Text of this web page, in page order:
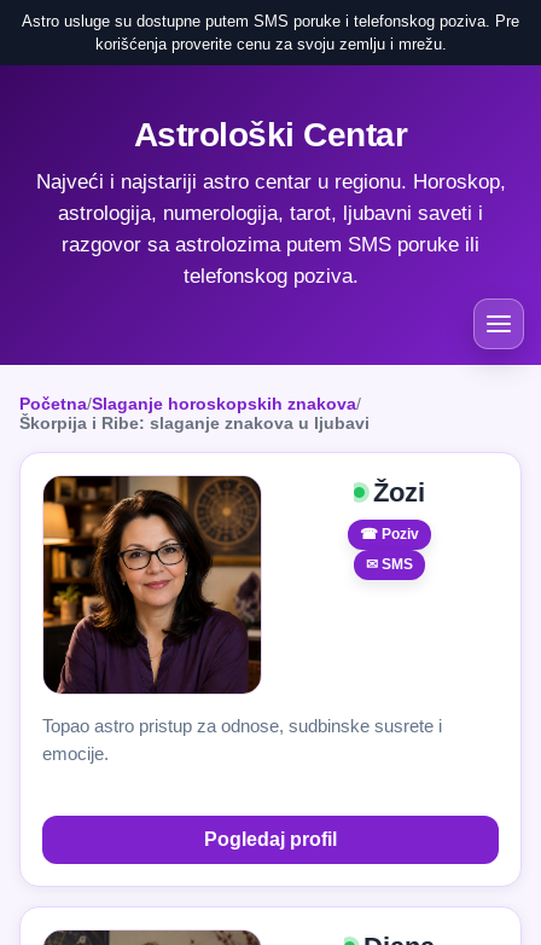
Astro usluge su dostupne putem SMS poruke i telefonskog poziva. Pre
korišćenja proverite cenu za svoju zemlju i mrežu.
Astrološki Centar
Najveći i najstariji astro centar u regionu. Horoskop,
astrologija, numerologija, tarot, ljubavni saveti i
razgovor sa astrolozima putem SMS poruke ili
telefonskog poziva.
Početna/Slaganje horoskopskih znakova/
Škorpija i Ribe: slaganje znakova u ljubavi
Žozi
☎ Poziv
✉ SMS
Topao astro pristup za odnose, sudbinske susrete i
emocije.
Pogledaj profil